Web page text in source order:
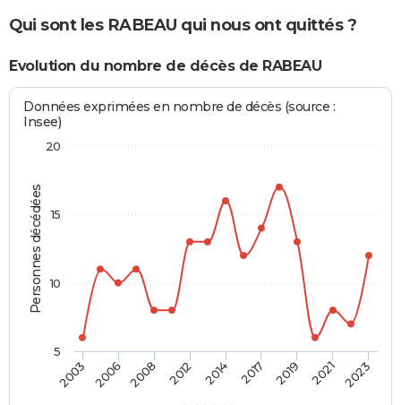
Qui sont les RABEAU qui nous ont quittés ?
Evolution du nombre de décès de RABEAU
Personnes décédées
Données exprimées en nombre de décès (source :
Insee)
2003 2006 2008 2012 2014 2017 2019 2021 2023
5
10
15
20